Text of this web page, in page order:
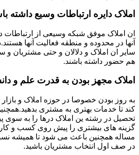
املاک دایره ارتباطات وسیع داشته
ان املاک موفق شبکه وسیعی از ارتباطات
آنها در محدوده و منطقه فعالیت آنها
سایر ان املاک و دلالان و حتی مشتریان و
هم حضور داشته باشند.
املاک مجهز بودن به قدرت علم و
به روز بودن خصوصا در حوزه املاک و
کند تا خدمات بهتری به مشتری
تحصیل در رشته ین املاک درها را به سوی
گزینه های بیشتری را پیش روی کسب و
مساله همچنین باعث می شود تا همیشه
در صف اول انتخاب مشتریان باشید.